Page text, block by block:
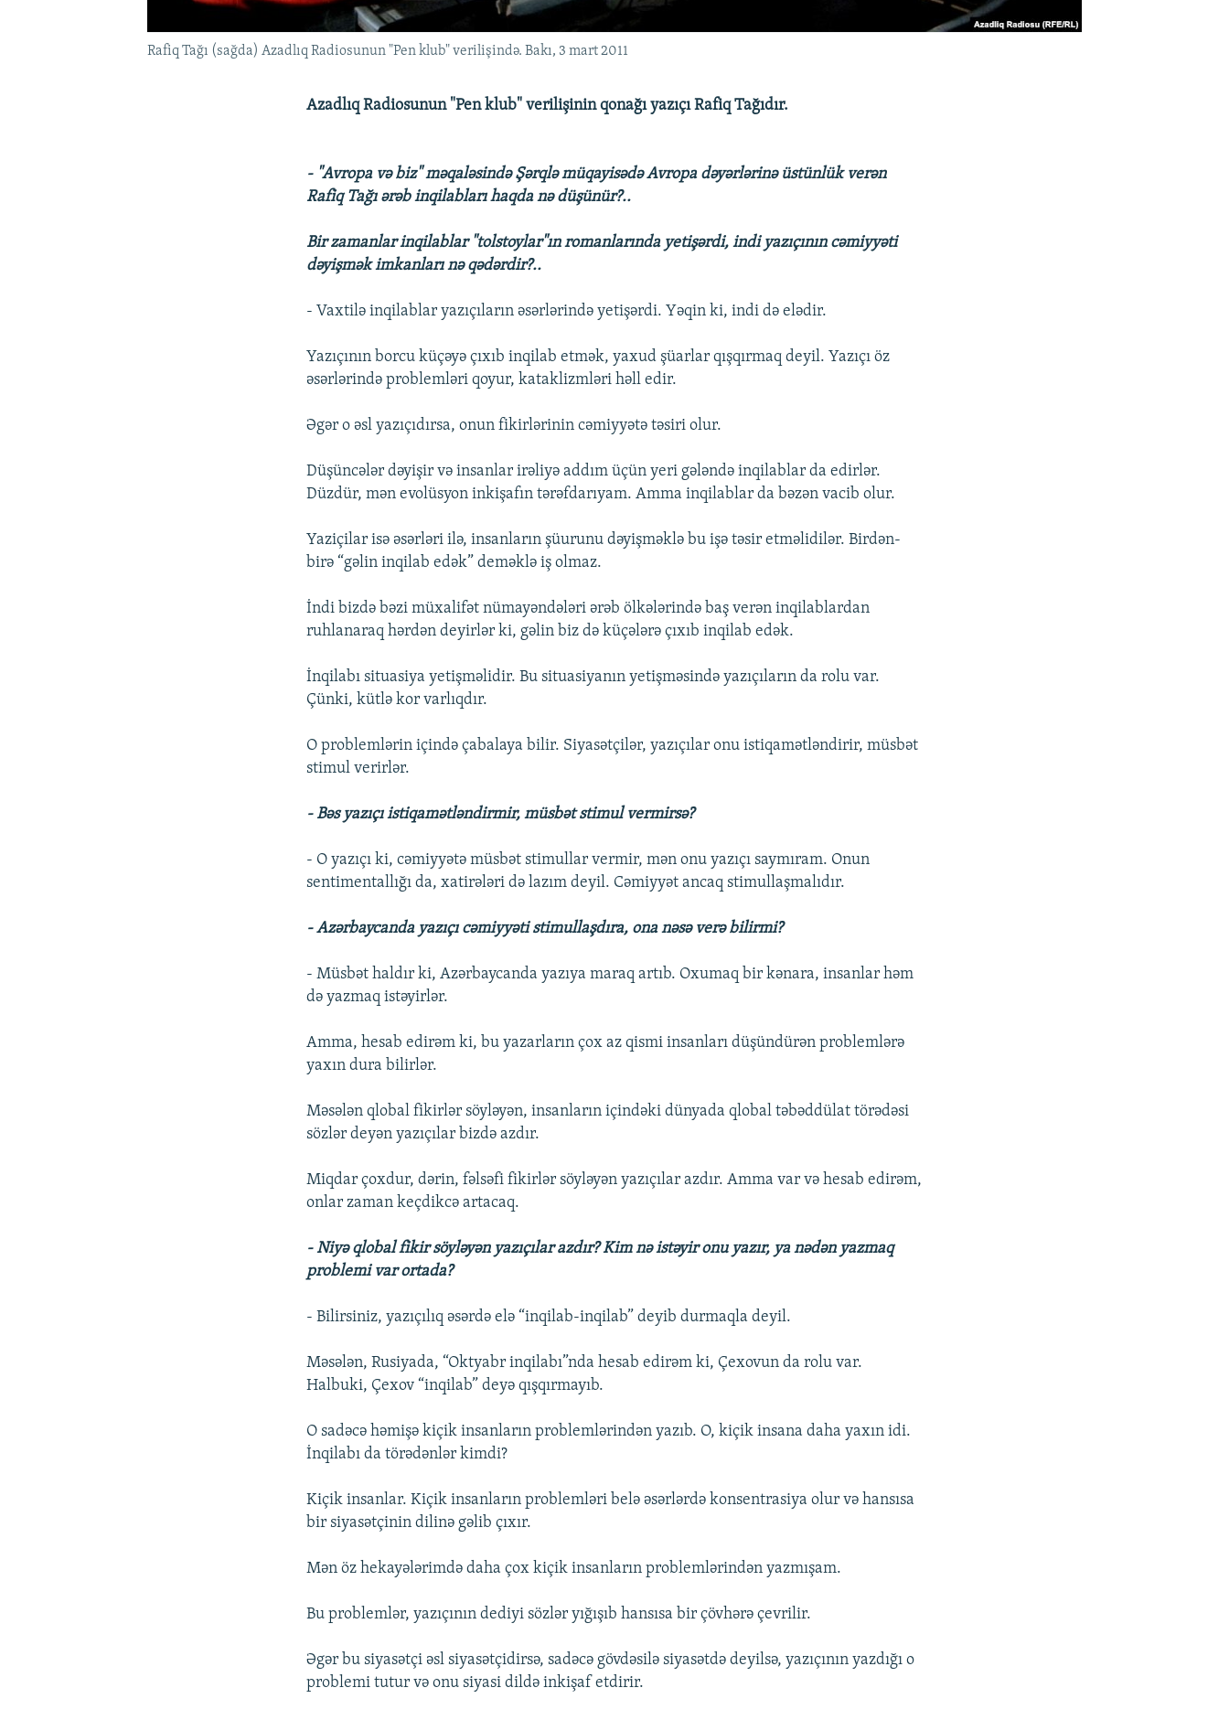
Rafiq Tağı (sağda) Azadlıq Radiosunun "Pen klub" verilişində. Bakı, 3 mart 2011
Azadlıq Radiosunun "Pen klub" verilişinin qonağı yazıçı Rafiq Tağıdır.
- "Avropa və biz" məqaləsində Şərqlə müqayisədə Avropa dəyərlərinə üstünlük verən
Rafiq Tağı ərəb inqilabları haqda nə düşünür?..
Bir zamanlar inqilablar "tolstoylar"ın romanlarında yetişərdi, indi yazıçının cəmiyyəti
dəyişmək imkanları nə qədərdir?..
- Vaxtilə inqilablar yazıçıların əsərlərində yetişərdi. Yəqin ki, indi də elədir.
Yazıçının borcu küçəyə çıxıb inqilab etmək, yaxud şüarlar qışqırmaq deyil. Yazıçı öz
əsərlərində problemləri qoyur, kataklizmləri həll edir.
Əgər o əsl yazıçıdırsa, onun fikirlərinin cəmiyyətə təsiri olur.
Düşüncələr dəyişir və insanlar irəliyə addım üçün yeri gələndə inqilablar da edirlər.
Düzdür, mən evolüsyon inkişafın tərəfdarıyam. Amma inqilablar da bəzən vacib olur.
Yaziçilar isə əsərləri ilə, insanların şüurunu dəyişməklə bu işə təsir etməlidilər. Birdən-
birə “gəlin inqilab edək” deməklə iş olmaz.
İndi bizdə bəzi müxalifət nümayəndələri ərəb ölkələrində baş verən inqilablardan
ruhlanaraq hərdən deyirlər ki, gəlin biz də küçələrə çıxıb inqilab edək.
İnqilabı situasiya yetişməlidir. Bu situasiyanın yetişməsində yazıçıların da rolu var.
Çünki, kütlə kor varlıqdır.
O problemlərin içində çabalaya bilir. Siyasətçilər, yazıçılar onu istiqamətləndirir, müsbət
stimul verirlər.
- Bəs yazıçı istiqamətləndirmir, müsbət stimul vermirsə?
- O yazıçı ki, cəmiyyətə müsbət stimullar vermir, mən onu yazıçı saymıram. Onun
sentimentallığı da, xatirələri də lazım deyil. Cəmiyyət ancaq stimullaşmalıdır.
- Azərbaycanda yazıçı cəmiyyəti stimullaşdıra, ona nəsə verə bilirmi?
- Müsbət haldır ki, Azərbaycanda yazıya maraq artıb. Oxumaq bir kənara, insanlar həm
də yazmaq istəyirlər.
Amma, hesab edirəm ki, bu yazarların çox az qismi insanları düşündürən problemlərə
yaxın dura bilirlər.
Məsələn qlobal fikirlər söyləyən, insanların içindəki dünyada qlobal təbəddülat törədəsi
sözlər deyən yazıçılar bizdə azdır.
Miqdar çoxdur, dərin, fəlsəfi fikirlər söyləyən yazıçılar azdır. Amma var və hesab edirəm,
onlar zaman keçdikcə artacaq.
- Niyə qlobal fikir söyləyən yazıçılar azdır? Kim nə istəyir onu yazır, ya nədən yazmaq
problemi var ortada?
- Bilirsiniz, yazıçılıq əsərdə elə “inqilab-inqilab” deyib durmaqla deyil.
Məsələn, Rusiyada, “Oktyabr inqilabı”nda hesab edirəm ki, Çexovun da rolu var.
Halbuki, Çexov “inqilab” deyə qışqırmayıb.
O sadəcə həmişə kiçik insanların problemlərindən yazıb. O, kiçik insana daha yaxın idi.
İnqilabı da törədənlər kimdi?
Kiçik insanlar. Kiçik insanların problemləri belə əsərlərdə konsentrasiya olur və hansısa
bir siyasətçinin dilinə gəlib çıxır.
Mən öz hekayələrimdə daha çox kiçik insanların problemlərindən yazmışam.
Bu problemlər, yazıçının dediyi sözlər yığışıb hansısa bir çövhərə çevrilir.
Əgər bu siyasətçi əsl siyasətçidirsə, sadəcə gövdəsilə siyasətdə deyilsə, yazıçının yazdığı o
problemi tutur və onu siyasi dildə inkişaf etdirir.